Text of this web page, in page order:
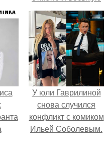
годовщину
помолвки, показали
новые фото с
совместного
отдыха.
У юли Гаврилиной
снова случился
конфликт с комиком
Ильей Соболевым.